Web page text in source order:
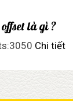
là gì ?
Chi tiết